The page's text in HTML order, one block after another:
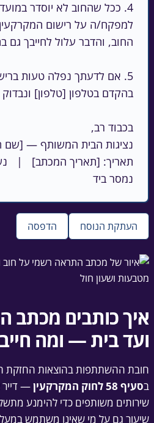
נמסר ביד
העתקת הנוסח הדפסה
איך כותבים מכתב
ועד בית — ומה
חובת ההשתתפות בהוצאות החזקת
בסעיף 58 לחוק המקרקעין
— דייר
שירותים משותפים כדי להימנע
שיעור גם על מי שאינו משתמש